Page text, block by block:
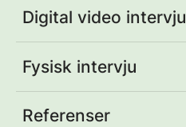
Digital video intervju
Fysisk intervju
Referenser